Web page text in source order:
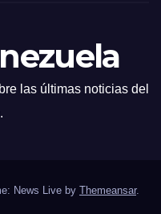
las últimas noticias del
News Live by Themeansar.